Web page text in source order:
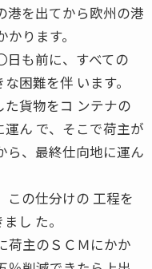
港を出てから欧州の港
ります。
日も前に、すべての
困難を伴 います。
貨物をコ ンテナの
ん で、そこで荷主が
ら、最終仕向地に運ん
この仕分けの 工程を
し た。
主のＳＣＭにかか